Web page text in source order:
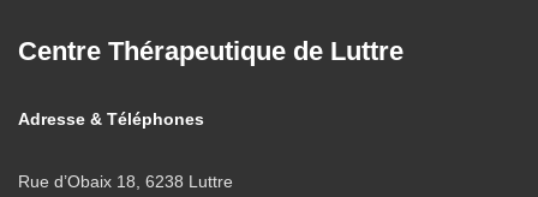
Centre Thérapeutique de Luttre
Adresse & Téléphones
Rue d’Obaix 18, 6238 Luttre